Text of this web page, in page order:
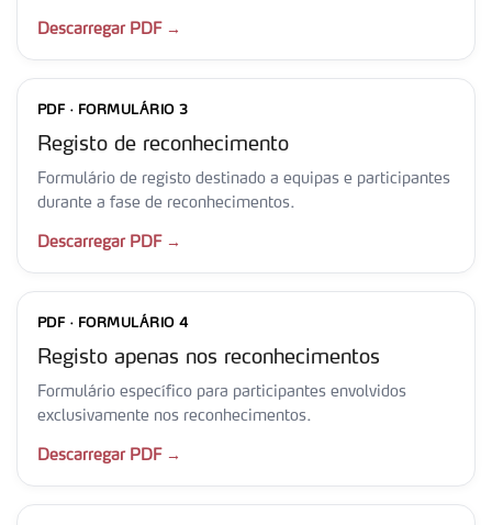
Descarregar PDF →
PDF · FORMULÁRIO 3
Registo de reconhecimento
Formulário de registo destinado a equipas e participantes
durante a fase de reconhecimentos.
Descarregar PDF →
PDF · FORMULÁRIO 4
Registo apenas nos reconhecimentos
Formulário específico para participantes envolvidos
exclusivamente nos reconhecimentos.
Descarregar PDF →